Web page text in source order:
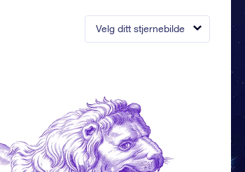
Velg ditt stjernebilde